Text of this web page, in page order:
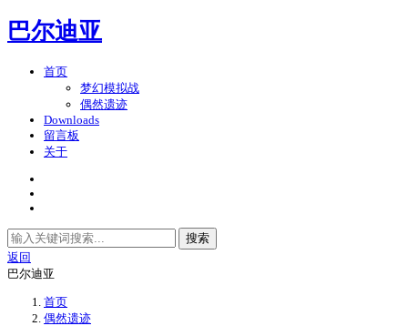
巴尔迪亚
首页
梦幻模拟战
偶然遗迹
Downloads
留言板
关于
搜索
返回
巴尔迪亚
首页
偶然遗迹